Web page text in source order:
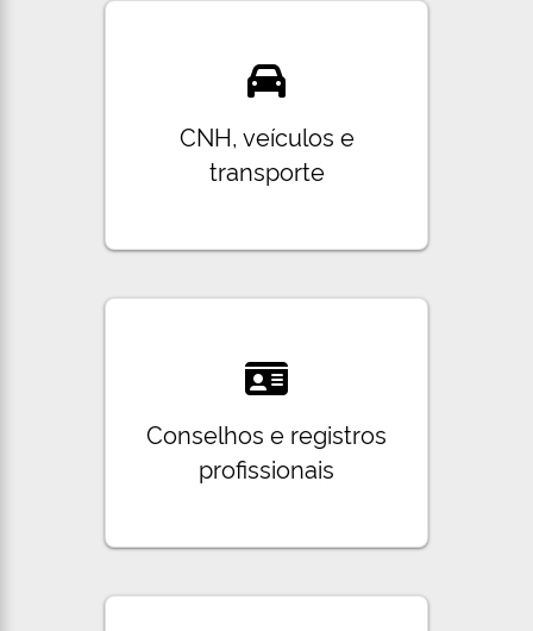
CNH, veículos e
transporte
Conselhos e registros
profissionais